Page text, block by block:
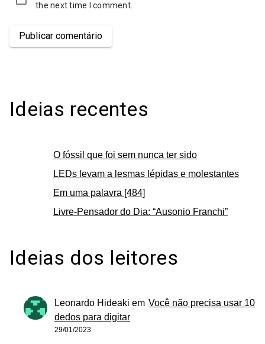
the next time I comment.
Publicar comentário
Ideias recentes
O fóssil que foi sem nunca ter sido
LEDs levam a lesmas lépidas e molestantes
Em uma palavra [484]
Livre-Pensador do Dia: “Ausonio Franchi”
Ideias dos leitores
Leonardo Hideaki em Você não precisa usar 10
dedos para digitar
29/01/2023